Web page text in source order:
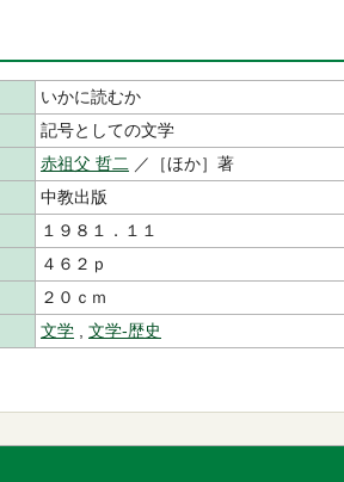
いかに読むか
記号としての文学
赤祖父 哲二 ／［ほか］著
中教出版
１９８１．１１
４６２ｐ
２０ｃｍ
文学 文学‐歴史